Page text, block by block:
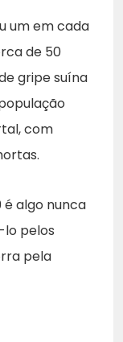
um em cada
de 50
gripe suína
com
é algo nunca
lo pelos
pela